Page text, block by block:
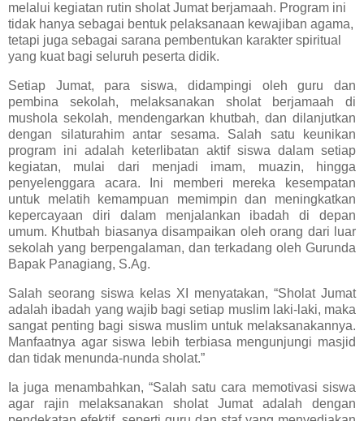
melalui kegiatan rutin sholat Jumat berjamaah. Program ini
tidak hanya sebagai bentuk pelaksanaan kewajiban agama,
tetapi juga sebagai sarana pembentukan karakter spiritual
yang kuat bagi seluruh peserta didik.
Setiap Jumat, para siswa, didampingi oleh guru dan
pembina sekolah, melaksanakan sholat berjamaah di
mushola sekolah, mendengarkan khutbah, dan dilanjutkan
dengan silaturahim antar sesama. Salah satu keunikan
program ini adalah keterlibatan aktif siswa dalam setiap
kegiatan, mulai dari menjadi imam, muazin, hingga
penyelenggara acara. Ini memberi mereka kesempatan
untuk melatih kemampuan memimpin dan meningkatkan
kepercayaan diri dalam menjalankan ibadah di depan
umum. Khutbah biasanya disampaikan oleh orang dari luar
sekolah yang berpengalaman, dan terkadang oleh Gurunda
Bapak Panagiang, S.Ag.
Salah seorang siswa kelas XI menyatakan, “Sholat Jumat
adalah ibadah yang wajib bagi setiap muslim laki-laki, maka
sangat penting bagi siswa muslim untuk melaksanakannya.
Manfaatnya agar siswa lebih terbiasa mengunjungi masjid
dan tidak menunda-nunda sholat.”
Ia juga menambahkan, “Salah satu cara memotivasi siswa
agar rajin melaksanakan sholat Jumat adalah dengan